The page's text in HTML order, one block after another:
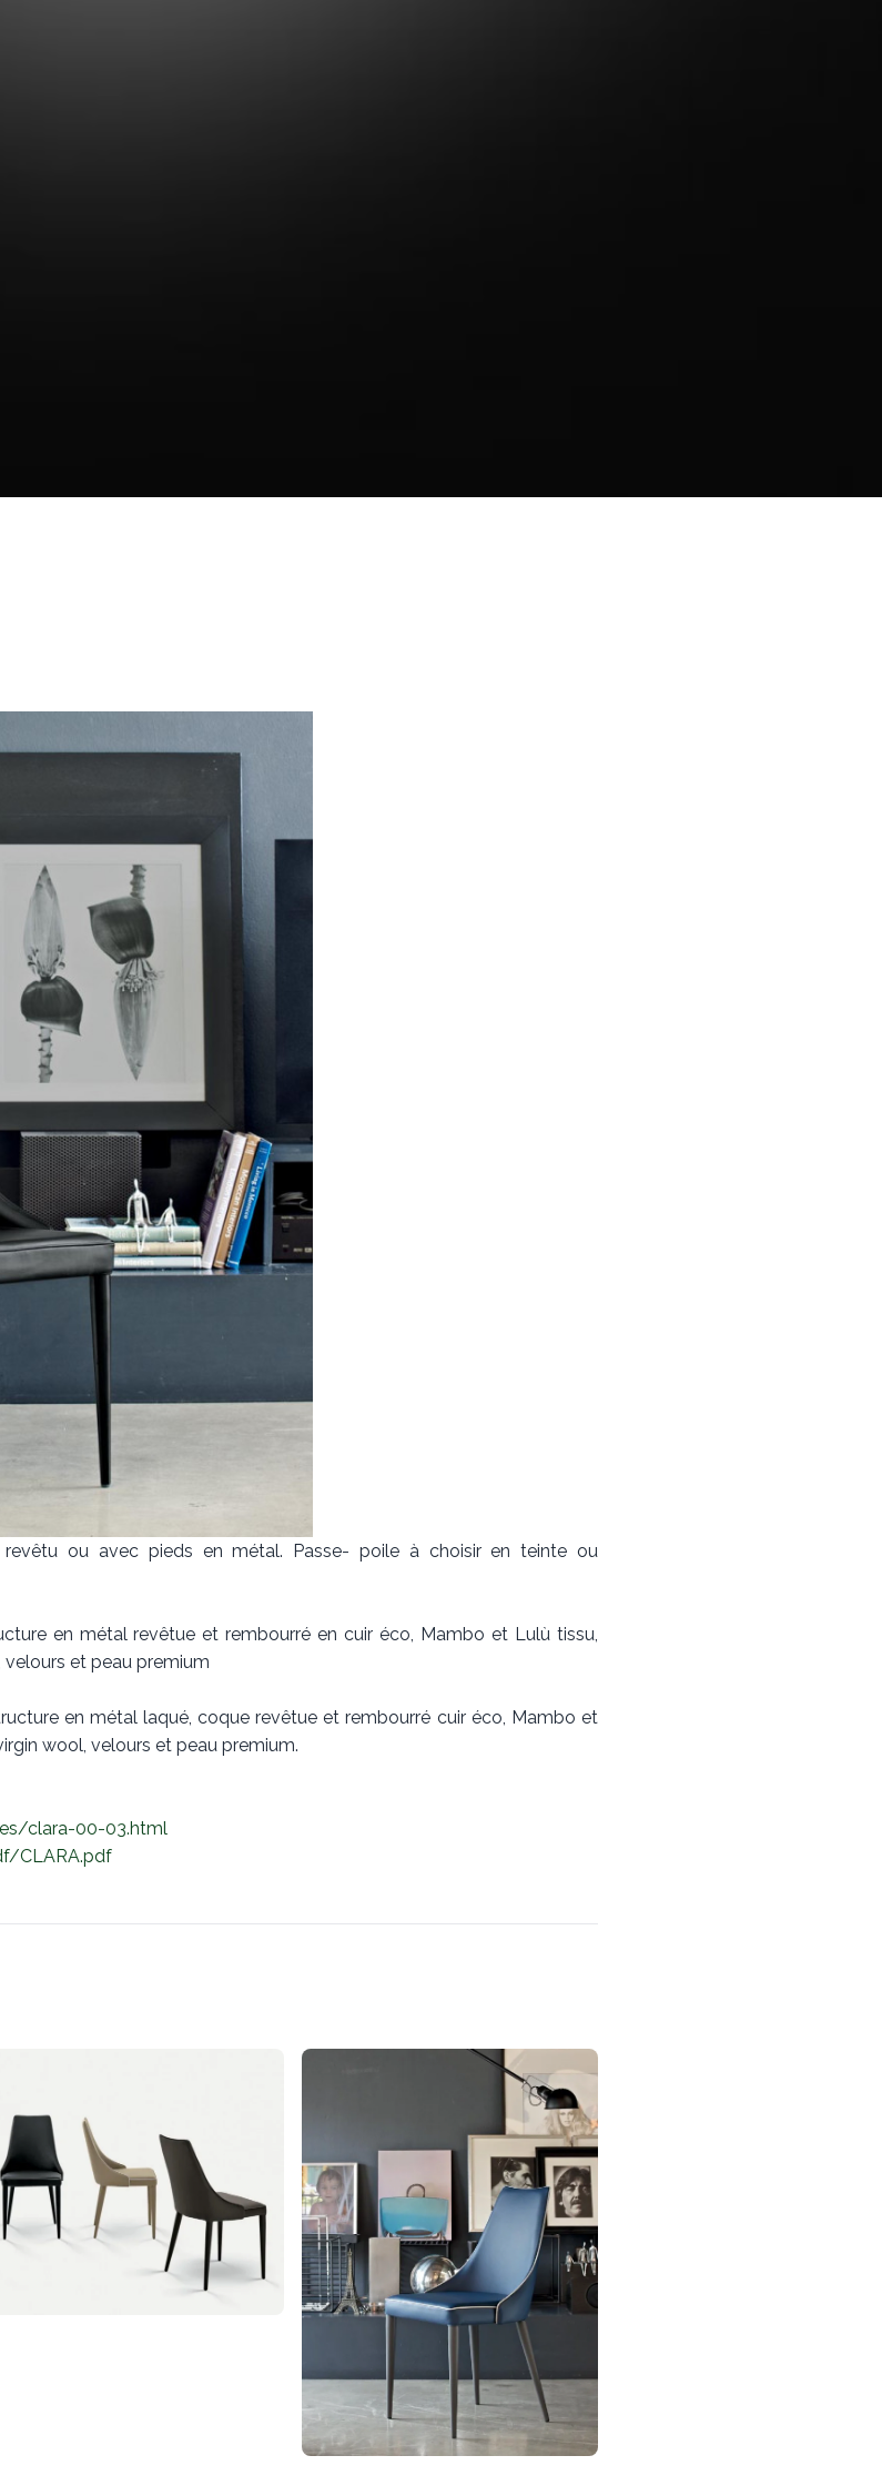
revêtu ou avec pieds en métal. Passe- poile à choisir en teinte ou
en métal revêtue et rembourré en cuir éco, Mambo et Lulù tissu,
et peau premium
en métal laqué, coque revêtue et rembourré cuir éco, Mambo et
wool, velours et peau premium.
clara-00-03.html
CLARA.pdf